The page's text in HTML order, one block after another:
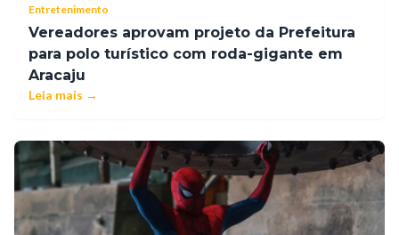
Entretenimento
Vereadores aprovam projeto da Prefeitura
para polo turístico com roda-gigante em
Aracaju
Leia mais →